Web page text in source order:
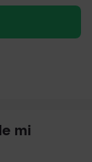
mi